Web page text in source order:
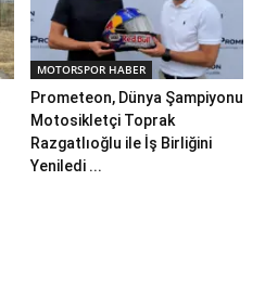
MOTORSPOR HABER
Prometeon, Dünya Şampiyonu
Motosikletçi Toprak
Razgatlıoğlu ile İş Birliğini
Yeniledi ...